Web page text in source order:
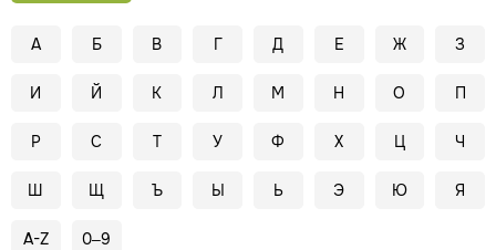
А Б В Г Д Е Ж З
И Й К Л М Н О П
Р С Т У Ф Х Ц Ч
Ш Щ Ъ Ы Ь Э Ю Я
A-Z 0–9